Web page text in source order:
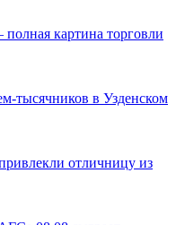
картина торговли
тысячников в Узденском
отличницу из